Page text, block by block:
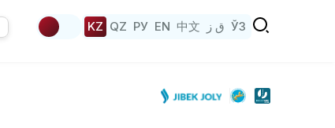
KZ QZ РУ EN 中文 ق ز ЎЗ